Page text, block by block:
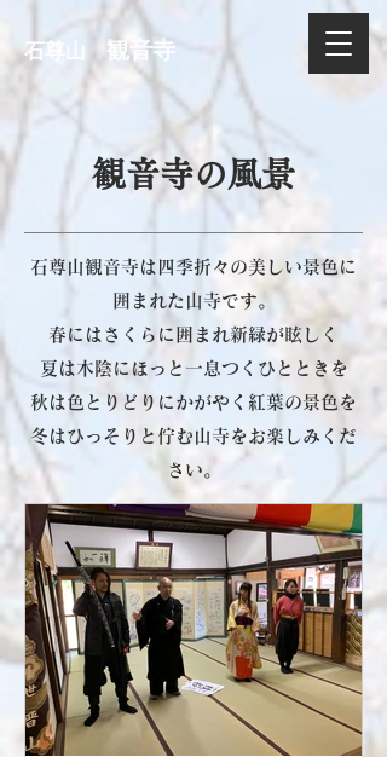
石尊山 観音寺
観音寺の風景
石尊山観音寺は四季折々の美しい景色に
囲まれた山寺です。
春にはさくらに囲まれ新緑が眩しく
夏は木陰にほっと一息つくひとときを
秋は色とりどりにかがやく紅葉の景色を
​冬はひっそりと佇む山寺をお楽しみくだ
さい。